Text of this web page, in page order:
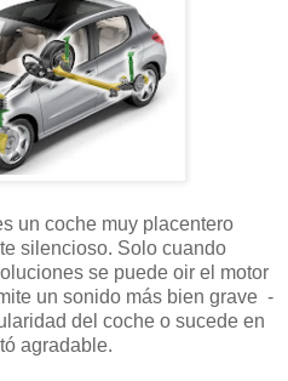
un coche muy placentero
silencioso. Solo cuando
se puede oir el motor
un sonido más bien grave -
del coche o sucede en
agradable.